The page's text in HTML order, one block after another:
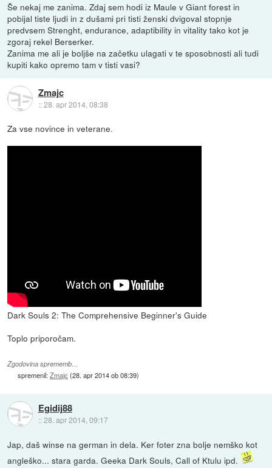
Še nekaj me zanima. Zdaj sem hodi iz Maule v Giant forest in
pobijal tiste ljudi in z dušami pri tisti ženski dvigoval stopnje
predvsem Strenght, endurance, adaptibility in vitality tako kot je
zgoraj rekel Berserker.
Zanima me ali je boljše na začetku ulagati v te sposobnosti ali tudi
kupiti kako opremo tam v tisti vasi?
Zmajc
::28. apr 2014, 08:38
Za vse novince in veterane.
Dark Souls 2: The Comprehensive Beginner's Guide
Toplo priporočam.
Zgodovina sprememb…
spremenil:Zmajc (28. apr 2014 ob 08:39)
Egidij88
::28. apr 2014, 09:17
Jap, daš winse na german in dela. Ker foter zna bolje nemško kot
angleško... stara garda. Geeka Dark Souls, Call of Ktulu ipd.